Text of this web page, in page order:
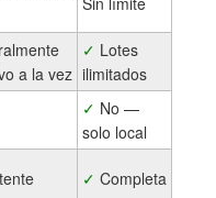
a la vez
✓ Lotes
ilimitados
✓ No —
solo local
✓ Completa